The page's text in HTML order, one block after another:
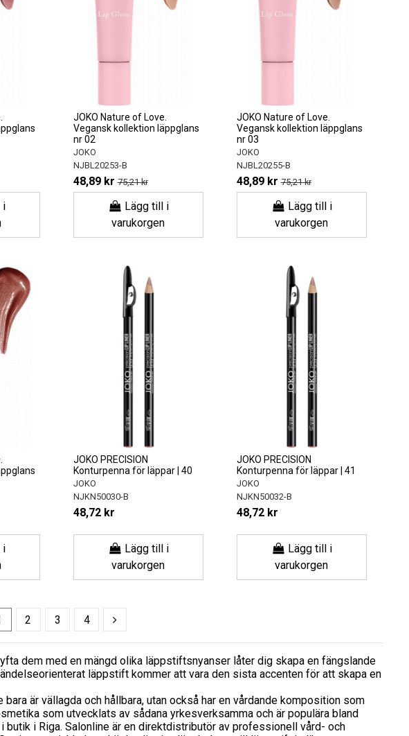
i
JOKO Nature of Love.
Vegansk kollektion läppglans
nr 02
JOKO
NJBL20253-B
48,89 kr 75,21 kr
Lägg till i
varukorgen
JOKO Nature of Love.
Vegansk kollektion läppglans
nr 03
JOKO
NJBL20255-B
48,89 kr 75,21 kr
Lägg till i
varukorgen
i
JOKO PRECISION
Konturpenna för läppar | 40
JOKO
NJKN50030-B
48,72 kr
Lägg till i
varukorgen
JOKO PRECISION
Konturpenna för läppar | 41
JOKO
NJKN50032-B
48,72 kr
Lägg till i
varukorgen
2 3 4
dem med en mängd olika läppstiftsnyanser låter dig skapa en fängslande
läppstift kommer att vara den sista accenten för att skapa en
är vällagda och hållbara, utan också har en vårdande komposition som
som utvecklats av sådana yrkesverksamma och är populära bland
i Riga. Salonline är en direktdistributör av professionell vård- och